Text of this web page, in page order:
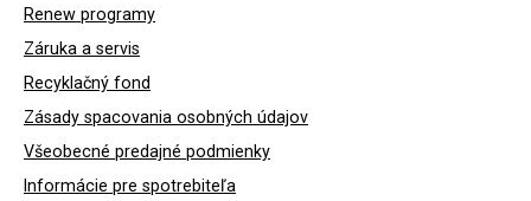
Renew programy
Záruka a servis
Recyklačný fond
Zásady spacovania osobných údajov
Všeobecné predajné podmienky
Informácie pre spotrebiteľa